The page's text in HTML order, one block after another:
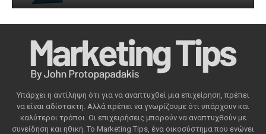
Υπάρχει η αντίληψη ότι για να αναπτυχθεί μια επιχείρηση, πρέπει
να είναι αδίστακτη. Αλλά πρέπει να γνωρίζουμε ότι υπάρχουν και
καλύτεροι τρόποι. Οι επιχειρήσεις μπορούν να αναπτυχθούν με
συνείδηση ​​και ηθική. Το Marketing Tips, ένα οικοσύστημα που ενώνει